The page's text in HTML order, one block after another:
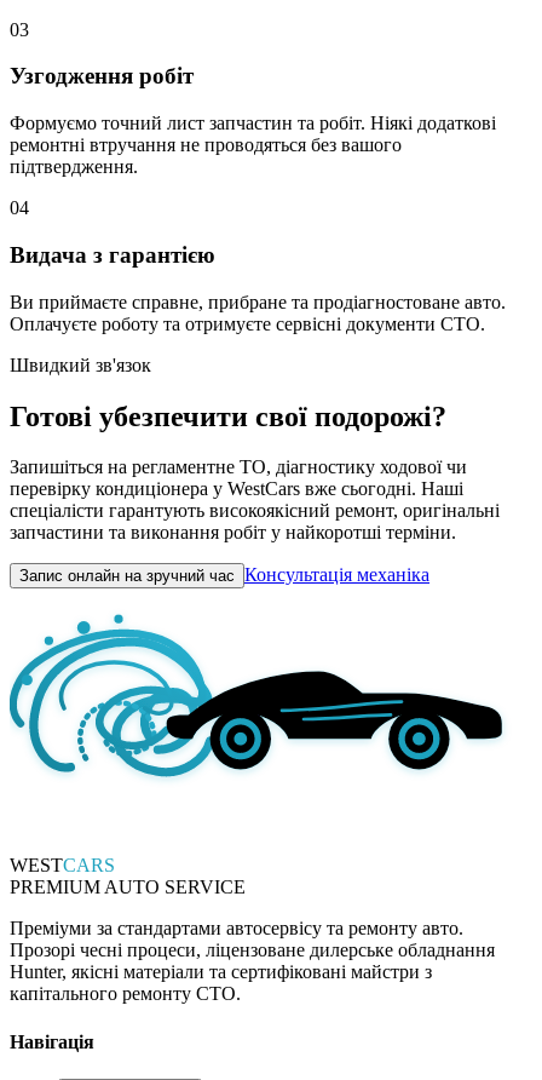
03
Узгодження робіт
Формуємо точний лист запчастин та робіт. Ніякі додаткові
ремонтні втручання не проводяться без вашого
підтвердження.
04
Видача з гарантією
Ви приймаєте справне, прибране та продіагностоване авто.
Оплачуєте роботу та отримуєте сервісні документи СТО.
Швидкий зв'язок
Готові убезпечити свої подорожі?
Запишіться на регламентне ТО, діагностику ходової чи
перевірку кондиціонера у WestCars вже сьогодні. Наші
спеціалісти гарантують високоякісний ремонт, оригінальні
запчастини та виконання робіт у найкоротші терміни.
Запис онлайн на зручний час Консультація механіка
WESTCARS
PREMIUM AUTO SERVICE
Преміуми за стандартами автосервісу та ремонту авто.
Прозорі чесні процеси, ліцензоване дилерське обладнання
Hunter, якісні матеріали та сертифіковані майстри з
капітального ремонту СТО.
Навігація